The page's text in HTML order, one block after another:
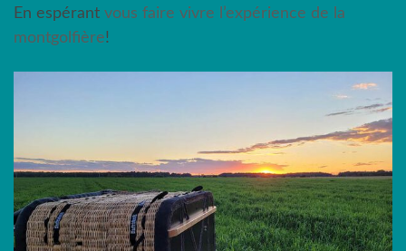
En espérant vous faire vivre l’expérience de la
montgolfière!